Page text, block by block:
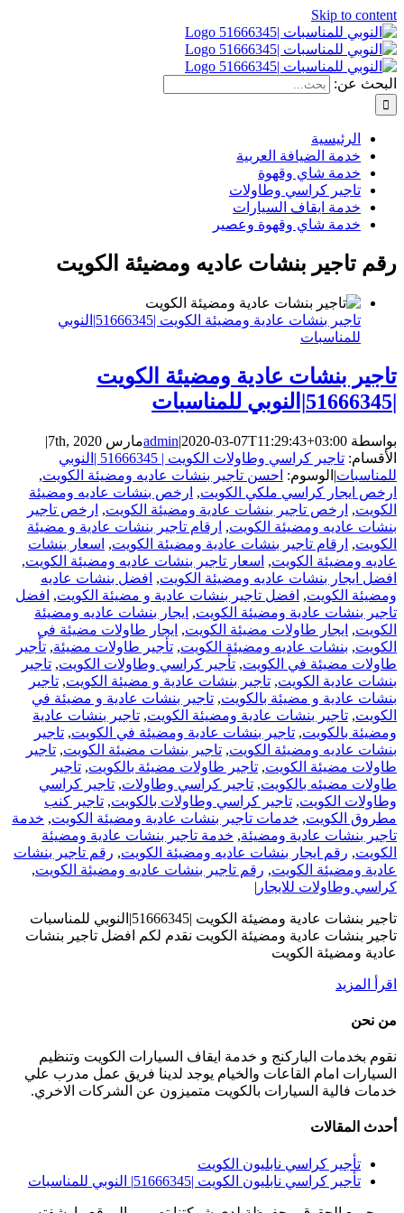
Skip to content
البحث عن:
الرئيسية
خدمة الضيافة العربية
خدمة شاي وقهوة
تاجير كراسي وطاولات
خدمة ايقاف السيارات
خدمة شاي وقهوة وعصير
رقم تاجير بنشات عاديه ومضيئة الكويت
تاجير بنشات عادية ومضيئة الكويت |51666345|النوبي
للمناسبات
تاجير بنشات عادية ومضيئة الكويت
|51666345|النوبي للمناسبات
بواسطة admin|2020-03-07T11:29:43+03:00 مارس 7th, 2020
|
الأقسام:
تاجير كراسي وطاولات الكويت | 51666345 |النوبي
للمناسبات| الوسوم: احسن تاجير بنشات عاديه ومضيئة الكويت,
ارخص ايجار كراسي ملكي الكويت, ارخص بنشات عاديه ومضيئة
الكويت, ارخص تاجير بنشات عادية ومضيئة الكويت, ارخص تاجير
بنشات عاديه ومضيئة الكويت, ارقام تاجير بنشات عادية و مضيئة
الكويت, ارقام تاجير بنشات عادية ومضيئة الكويت, اسعار بنشات
عاديه ومضيئة الكويت, اسعار تاجير بنشات عاديه ومضيئة الكويت,
افضل ايجار بنشات عاديه ومضيئة الكويت, افضل بنشات عاديه
ومضيئة الكويت, افضل تاجير بنشات عادية و مضيئة الكويت, افضل
تاجير بنشات عادية ومضيئة الكويت, ايجار بنشات عاديه ومضيئة
الكويت, ايجار طاولات مضيئة الكويت, ايجار طاولات مضيئة في
الكويت, بنشات عاديه ومضيئة الكويت, تأجير طاولات مضيئة, تأجير
طاولات مضيئة في الكويت, تأجير كراسي وطاولات الكويت, تاجير
بنشات عادية الكويت, تاجير بنشات عادية و مضيئة الكويت, تاجير
بنشات عادية و مضيئة بالكويت, تاجير بنشات عادية و مضيئة في
الكويت, تاجير بنشات عادية ومضيئة الكويت, تاجير بنشات عادية
ومضيئة بالكويت, تاجير بنشات عادية ومضيئة في الكويت, تاجير
بنشات عاديه ومضيئة الكويت, تاجير بنشات مضيئة الكويت, تاجير
طاولات مضيئة الكويت, تاجير طاولات مضيئة بالكويت, تاجير
طاولات مضيئه بالكويت, تاجير كراسي وطاولات, تاجير كراسي
وطاولات الكويت, تاجير كراسي وطاولات بالكويت, تاجير كنب
مطروق الكويت, خدمات تاجير بنشات عادية ومضيئة الكويت, خدمة
تاجير بنشات عادية ومضيئة, خدمة تاجير بنشات عادية ومضيئة
الكويت, رقم ايجار بنشات عاديه ومضيئة الكويت, رقم تاجير بنشات
عادية ومضيئة الكويت, رقم تاجير بنشات عاديه ومضيئة الكويت,
كراسي وطاولات للايجار |
تاجير بنشات عادية ومضيئة الكويت |51666345|النوبي للمناسبات
تاجير بنشات عادية ومضيئة الكويت نقدم لكم افضل تاجير بنشات
عادية ومضيئة الكويت
‫اقرأ المزيد
من نحن
نقوم بخدمات الباركنج و خدمة ايقاف السيارات الكويت وتنظيم
السيارات امام القاعات والخيام يوجد لدينا فريق عمل مدرب علي
خدمات فالية السيارات بالكويت متميزون عن الشركات الاخري.
أحدث المقالات
تأجير كراسي نابليون الكويت
تأجير كراسي نابليون الكويت |51666345| النوبي للمناسبات